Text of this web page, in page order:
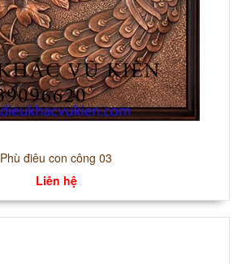
Phù điêu con công 03
Liên hệ